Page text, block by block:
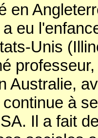
en
eu
Unis
Australie,
continue à
Il a fait